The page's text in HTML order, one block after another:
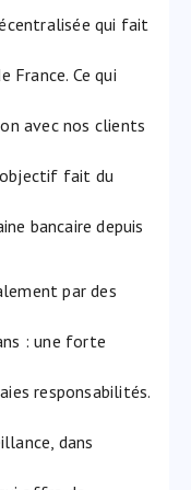
qui fait
France. Ce qui
avec nos clients
objectif fait du
bancaire depuis
par des
: une forte
responsabilités.
dans